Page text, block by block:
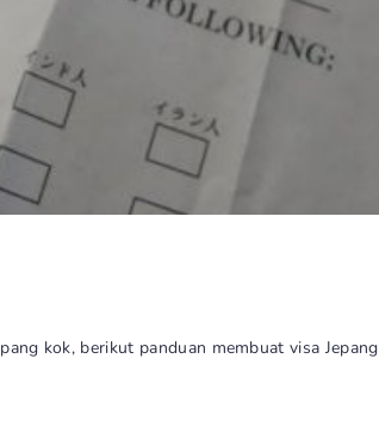
kok, berikut panduan membuat visa Jepang